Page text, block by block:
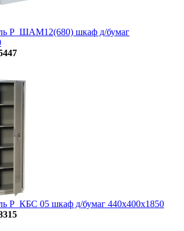
P_ШАМ12(680) шкаф д/бумаг
P_КБC 05 шкаф д/бумаг 440х400х1850